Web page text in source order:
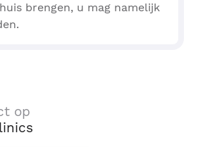
brengen, u mag namelijk
op